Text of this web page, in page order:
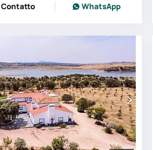
Contatto WhatsApp